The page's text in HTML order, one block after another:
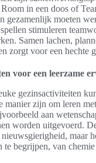
in een doos of
gezamenlijk moeten
stimuleren
Samen lachen,
zorgt voor een hechte
voor een leerzame
gezinsactiviteiten
manier zijn om leren
aan
worden uitgevoerd.
maar
te begrijpen, van